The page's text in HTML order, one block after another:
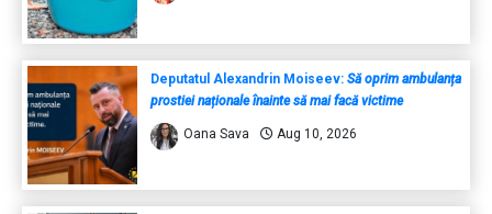
Deputatul Alexandrin Moiseev:Să oprim ambulanța
prostiei naționale înainte să mai facă victime
Oana Sava Aug 10, 2026